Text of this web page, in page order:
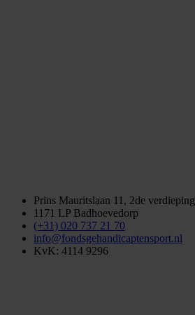
Prins Mauritslaan 11, 2de verdieping
1171 LP Badhoevedorp
(+31) 020 737 21 70
info@fondsgehandicaptensport.nl
KvK: 4114 9296